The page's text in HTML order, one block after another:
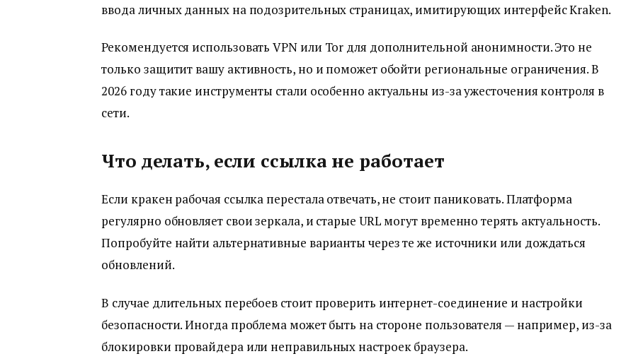
ввода личных данных на подозрительных страницах, имитирующих интерфейс Kraken.
Рекомендуется использовать VPN или Tor для дополнительной анонимности. Это не
только защитит вашу активность, но и поможет обойти региональные ограничения. В
2026 году такие инструменты стали особенно актуальны из-за ужесточения контроля в
сети.
Что делать, если ссылка не работает
Если кракен рабочая ссылка перестала отвечать, не стоит паниковать. Платформа
регулярно обновляет свои зеркала, и старые URL могут временно терять актуальность.
Попробуйте найти альтернативные варианты через те же источники или дождаться
обновлений.
В случае длительных перебоев стоит проверить интернет-соединение и настройки
безопасности. Иногда проблема может быть на стороне пользователя — например, из-за
блокировки провайдера или неправильных настроек браузера.